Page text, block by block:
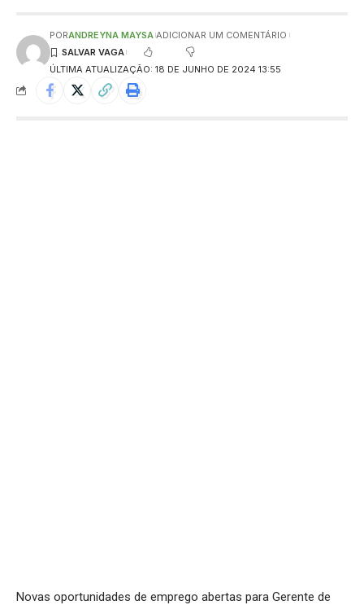
ÚLTIMA ATUALIZAÇÃO: 18 DE JUNHO DE 2024 13:55
PORANDREYNA MAYSA ADICIONAR UM COMENTÁRIO
Novas oportunidades de emprego abertas para Gerente de